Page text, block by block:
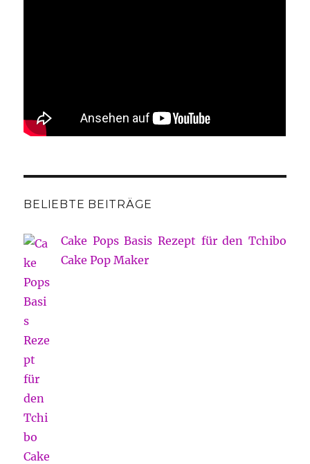
BELIEBTE BEITRÄGE
Cake Pops Basis Rezept für den Tchibo
Cake Pop Maker